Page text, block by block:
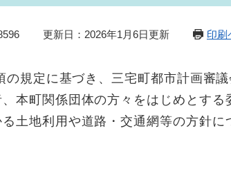
更新日：2026年1月6日更新 印刷
規定に基づき、三宅町都市計画審議
本町関係団体の方々をはじめとする
土地利用や道路・交通網等の方針に